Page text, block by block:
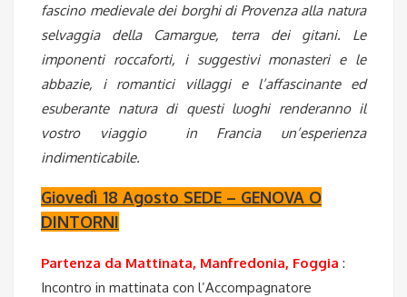
fascino medievale dei borghi di Provenza alla natura
selvaggia della Camargue, terra dei gitani. Le
imponenti roccaforti, i suggestivi monasteri e le
abbazie, i romantici villaggi e l’affascinante ed
esuberante natura di questi luoghi renderanno il
vostro viaggio in Francia un’esperienza
indimenticabile.
Giovedì 18 Agosto SEDE – GENOVA O
DINTORNI
Partenza da Mattinata, Manfredonia, Foggia :
Incontro in mattinata con l’Accompagnatore